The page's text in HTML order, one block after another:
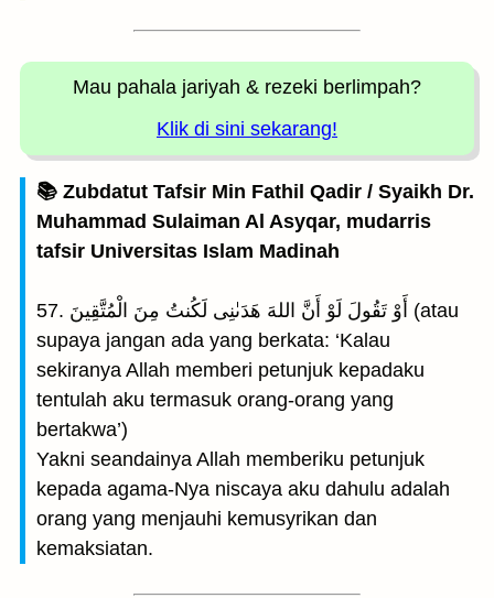
Mau pahala jariyah & rezeki berlimpah?
Klik di sini sekarang!
📚 Zubdatut Tafsir Min Fathil Qadir / Syaikh Dr.
Muhammad Sulaiman Al Asyqar, mudarris
tafsir Universitas Islam Madinah
57. أَوْ تَقُولَ لَوْ أَنَّ اللهَ هَدَىٰنِى لَكُنتُ مِنَ الْمُتَّقِينَ (atau
supaya jangan ada yang berkata: ‘Kalau
sekiranya Allah memberi petunjuk kepadaku
tentulah aku termasuk orang-orang yang
bertakwa’)
Yakni seandainya Allah memberiku petunjuk
kepada agama-Nya niscaya aku dahulu adalah
orang yang menjauhi kemusyrikan dan
kemaksiatan.